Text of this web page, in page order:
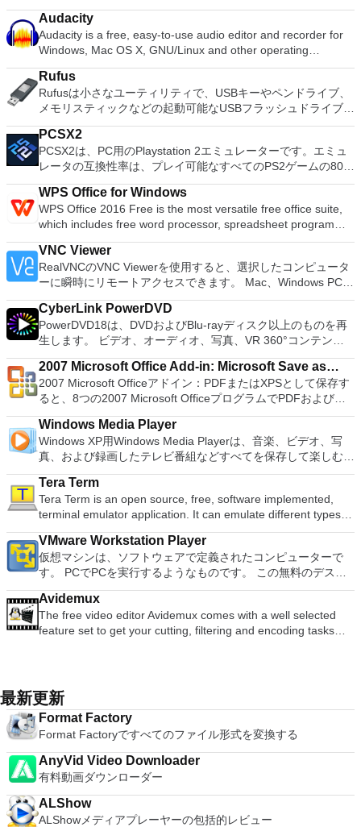
ーションおよびディスク管理ユーティリティです。パーティシ
ョンの拡張（特にシステムドライブ用）、ディスク領域の管
理、MBRおよびGUIDパーティションテーブル（GPT）ディス
クのディスク領域不足の問題の解決を可能にします。 パーテ
ィションのサイズ変更/移動システムドライブを拡張するディ
スクとパーティションをコピーパーティションをマージ分割パ
ーティション空き領域を再分配するダイナミックディスクの変
換パーティションを回復する
Audacity
Audacity is a free, easy-to-use audio editor and recorder for
Windows, Mac OS X, GNU/Linux and other operating
systems. You can use Audacity to: Record live audio. Convert
tapes and records into digital recordings or CDs. Edit Ogg
Vorbis, MP3, WAV or AIFF sound files. Cut, copy, splice or mix
sounds together. Change the speed or pitch of a recording.
Add new effects with LADSPA plug-ins. And more!
Rufus
Rufusは小さなユーティリティで、USBキーやペンドライブ、
メモリスティックなどの起動可能なUSBフラッシュドライブを
フォーマットおよび作成できます。 Rufusは、次のシナリオで
役立ちます。 Windows、Linux、およびUEFI用の起動可能な
ISOからUSBインストールメディアを作成する必要がある場
合。 OSがインストールされていないシステムで作業する必要
がある場合。 BIOSまたはその他のファームウェアをDOSから
フラッシュする必要がある場合。 低レベルのユーティリティ
を実行する必要がある場合。 Rufusは次の* ISOで動作しま
す：Arch Linux、Archbang、BartPE / pebuilder、CentOS、
Damn Small Linux、Fedora、FreeDOS、Gentoo、
gNewSense、Hiren&#39;s Boot CD、LiveXP、Knoppix、
Kubuntu、Linux Mint、NT Password Registry Editor、
OpenSUSE、Parted Magic、Slackware、Tails、Trinity
Rescue Kit、Ubuntu、Ultimate Boot CD、Windows XP（SP2
以降）、Windows Server 2003 R2、Windows Vista、
Windows 7、Windows 8。 *このリストは完全ではありませ
ア語、マレーシア語、セシュティナ、ダンスク、ドイツ語、英
語、スペイン語、フランス語、フルバツキー、イタリア語、ラ
トヴィエシュ、リエトゥビウ、マジャール、オランダ、ノルス
ク、ポルスキ、ポルトガル、ポルトガル、スロヴェンスキー、
スロベンツキー、スロヴェンスキーSrpski、Suomi、
Svenska、Türkçe。
PCSX2
PCSX2は、PC用のPlaystation 2エミュレーターです。エミュ
レータの互換性率は、プレイ可能なすべてのPS2ゲームの80％
以上を誇っています。かなり強力なコンピューターを所有して
いる場合、PCSX2は優れたエミュレーターです。また、この
アプリケーションはローエンドコンピューターのサポートも提
供するため、Playstation 2コンソールのすべての所有者は、
PCで動作するゲームを見ることができます。 PCSX2エミュレ
ーターを使用すると、PS2コントローラーを使用して、本物の
プレイステーション体験をシミュレートできます。このアプリ
ケーションでは、ディスクからゲームを直接実行することも、
ハードドライブからISOイメージとして実行することもできま
す。 主な機能は次のとおりです。 Savestates：ボタンを1つ
押すだけで、ゲームの現在の「状態」を保存できます。 無制
限のメモリーカード：好きなだけメモリーカードを保存でき、
8MBから64MBまでの単一の物理カードに制限されなくなりま
した。 高解像度グラフィックス：PCSX2を使用すると、
1080pまたは4K HDでゲームをプレイできます。 全体とし
ゲームを高い精度でエミュレートでき、Windowsとエミュレ
ーターを切り替えることができます。欠点は、高速ゲームに苦
労し、時々フリーズまたはクラッシュすることです。* PCSX2
を使用するには、コンソールから抽出できるPlaystation 2
BIOSが必要です。
WPS Office for Windows
WPS Office 2016 Free is the most versatile free office suite,
which includes free word processor, spreadsheet program
and presentation maker. With these three programs you will
easily be able to deal with any office related tasks. WPS
Office 2016 Free has multiple language support for English,
French, German, Spanish, Portuguese,Russian and Polish
languages. To switch between languages requires only a
single click! Despite being a free suite, WPS Office comes
with many innovative features, such as the paragraph
adjustment tool and multiple tabbed feature. It also has a PDF
converter, spell check and word count feature. WPS Office
2016 Personal Edition supports switching language UI,File
Roaming and Docer online templates. Key features include:
Writer Efficient word processor. Presentation Multimedia
presentations creator. Spreadsheets Powerful tool for data
processing and analysis. 100% compatible with MS Office
document file types (.docx, .pptx, .xlsx, etc.). Thousands of
support (iOS and Android). WPS Cloud Storage included.
Although it is a free suite, WPS Office 2016 Free comes with
many innovative features, including a useful a paragraph
adjustment tool int he Writer program. It has an Office to PDF
converter, automatic spell checking and word count features.
It also has some neat tools such as the Watermark in
document, and converting PowerPoint to Word document
support. Overall, WPS Office 2016 Free is a good alternative
to Microsoft's offering. The Writer program is a versatile word
processor; the Presentation program is an easy to use and
effective slide show maker that helps you to create impressive
VNC Viewer
RealVNCのVNC Viewerを使用すると、選択したコンピュータ
ーに瞬時にリモートアクセスできます。 Mac、Windows PC、
またはLinuxマシン、世界中のどこからでも。 VNC Viewerを
使用すると、コンピューターのデスクトップを表示したり、コ
ンピューターの前に直接座っているかのようにマウスとキーボ
ードを制御したりできます。 VNC Viewerは、インストールと
使用が簡単です。制御したいデバイスでインストーラーを実行
し、指示に従ってください。オプションで、Windowsでのリ
モート展開に使用可能なMSIがあります。デスクトッププラッ
トフォームにVNC Viewerをインストールする権限がない場合
は、スタンドアロンオプションを選択する必要があります。
主な機能は次のとおりです。 クラウドサービスを介してVNC
Connectを実行しているコンピューターに接続します。 Apple
Screen Sharing（ARD）などのサードパーティ製のVNC互換
ソフトウェアを実行しているコンピューターに直接接続しま
す。 各デバイスでVNC Viewerにサインインして、すべてのデ
バイス間の接続をバックアップおよび同期します。 仮想キー
の高度なキーが含まれています。 Bluetoothキーボードのサポ
ート。 VNC Connectサブスクリプションには、無料、有料、
試用の3つのバージョンがあります。 制御する必要のあるマシ
ンごとに、RealVNCのWebサイトにアクセスして、各コンピ
ューターにVNC Connectをダウンロードするだけです。次
に、RealVNCアカウントの資格情報を使用して、ローカルマ
シンでVNC Viewerにサインインします。そこから、コンピュ
ューターへのログインに使用するのと同じユーザー名とパスワ
ードを入力するだけです。 WIN 7,8,8.1,10をサポートしま
す。 VNC ViewerのMacバージョンをお探しですか？ここから
ダウンロード
CyberLink PowerDVD
PowerDVD18は、DVDおよびBlu-rayディスク以上のものを再
生します。 ビデオ、オーディオ、写真、VR 360°コンテン
ツ、さらにはYouTubeやVimeoにとっても、PowerDVD18は重
要なエンターテイメントの仲間です。 Ultra HD HDR TVとサ
ラウンドサウンドシステムの可能性を解き放ち、360°ビデオ
の増え続けるコレクションへのアクセスで仮想世界に没頭する
か、PCまたはラップトップでの比類のない再生サポートと独
自の強化により、どこにいても簡単にリラックスできます。
新機能は次のとおりです。 4K DHR向けに最適化 Ultra HD
Blu-ray、4K、HEVC / H.265およびHDR10コンテンツをサポー
ト全画面モードで21：9モニターで2.35：1の映画を見る常時
オンのミニビューでYouTubeライブを見る YouTubeおよび
Vimeoで4K HDRおよび360ビデオを再生 VRエクスペリエンス
の向上：Microsoft Mixed Realityヘッドセット、HTC、VIVE、
およびOculus Riftをサポート Fire TVとキャストのサポート
注：これは商用トライアルです。
2007 Microsoft Office Add-in: Microsoft Save as
PDF or XPS
2007 Microsoft Officeアドイン：PDFまたはXPSとして保存す
ると、8つの2007 Microsoft OfficeプログラムでPDFおよび
XPS形式にエクスポートして保存できます。このツールを使用
すると、これらのプログラムのサブセットでPDF形式および
XPS形式の電子メール添付ファイルとして送信することもでき
ます（特定の機能はプログラムによって異なります）。 この
ダウンロードは、次のOfficeプログラムで動作します。
Microsoft Office Access 2007。 Microsoft Office Excel 2007。
Microsoft Office InfoPath 2007。 Microsoft Office OneNote
2007。 Microsoft Office PowerPoint 2007。 Microsoft Office
Publisher 2007。 Microsoft Office Visio 2007。 Microsoft
Office Word 2007。 2007 Microsoft Officeプログラムのこの
Microsoft Save as PDFまたはXPSアドインは、2007 Microsoft
Office systemソフトウェアの補足条項であり、2007 Microsoft
Office systemソフトウェアのライセンス条項の対象となりま
す。 システム要件：サポートされているオペレーティングシ
ステム。 Windows Server 2003、Windows Vista、Windows
Windows Media Player
Windows XP用Windows Media Playerは、音楽、ビデオ、写
真、および録画したテレビ番組などすべてを保存して楽しむ最
適な機能を搭載しています。 再生、表示、外出先で楽しむた
めのポータブル デバイスとの同期、さらには家中のデバイス
との共有も、すべて1か所で行えます。 シンプルなデザイン -
まったく新しい外観でデジタル エンターテイメントを楽しめ
ます。 大好きな音楽をより多く - デジタル音楽体験がさらに
楽しくなります。 エンターテイメントをすべて1つの場所に -
音楽、ビデオ、写真、録画したテレビ番組をすべて保存して楽
しめます。 どこでも楽しめる - どこにいても音楽、ビデオ、
写真にアクセスできます。
Tera Term
Tera Term is an open source, free, software implemented,
terminal emulator application. It can emulate different types of
computer terminals, from DEC VT100 to DEC VT382, and it
supports telnet, SSH 1 & 2 and serial port connections. It also
has a built-in macro scripting language and some other useful
plugins. Key features include: Automatically creates logs with
unique log names. Supports SSH, standard telnet and serial
ports. Supports dec/digital/vt terminal standards. Tera Term is
a useful application, which allows the connection to any
remote Telnet or SSH hosts. It sports a clean and crisp layout
which is easy to master and supports remote Telnet or SSH
host connections then Tera Term is a good choice.
VMware Workstation Player
仮想マシンは、ソフトウェアで定義されたコンピューターで
す。 PCでPCを実行するようなものです。 この無料のデスク
トップ仮想化ソフトウェアアプリケーションにより、VMware
Workstation、VMware Fusion、VMware Server、または
VMware ESXで作成された仮想マシンを簡単に操作できます。
主な機能は次のとおりです。 1台のPCで複数のオペレーティ
32ビットと64ビットの両方の仮想マシンを実行します。 2-
way Virtual SMPを活用します。 サードパーティの仮想マシン
とイメージを使用します。 ホストコンピューターと仮想マシ
ン間でデータを共有します。 幅広いホストおよびゲストオペ
レーティングシステムのサポート。 USB 2.0デバイスのサポー
ト。 起動時にアプライアンス情報を取得します。 直感的なホ
ームページインターフェイスを介して仮想マシンに簡単にアク
セスできます。 VMware Playerは、Microsoft Virtual Server仮
想マシンまたはMicrosoft Virtual PC仮想マシンもサポートして
Avidemux
The free video editor Avidemux comes with a well selected
feature set to get your cutting, filtering and encoding tasks
projects and putting them into the job queue. Features: Non-
linear video editing Apply filters and effects Transcode into
various formats Insert or extract audio streams Subtitle
processor Project system Powerful scripting capabilities
Graphical or command line interfaces Video encoders:
MPEG-4 AVC, XviD, MPEG-4 ASP, MPEG-2 Video, MPEG-1
Video, DV, ... Audio encoders: AC-3, AAC, MP3, MP2, Vorbis,
PCM, ... Container: AVI, MPEG-PS/TS, MP4, MKV, FLV, OGM,
...
最新更新
Format Factory
Format Factoryですべてのファイル形式を変換する
AnyVid Video Downloader
有料動画ダウンローダー
ALShow
ALShowメディアプレーヤーの包括的レビュー